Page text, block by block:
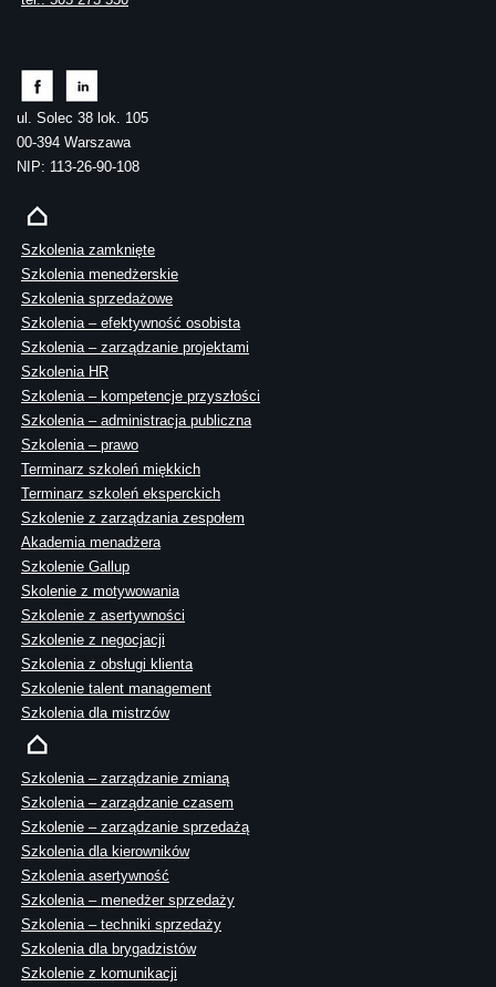
ul. Solec 38 lok. 105
00-394 Warszawa
NIP: 113-26-90-108
Szkolenia zamknięte
Szkolenia menedżerskie
Szkolenia sprzedażowe
Szkolenia – efektywność osobista
Szkolenia – zarządzanie projektami
Szkolenia HR
Szkolenia – kompetencje przyszłości
Szkolenia – administracja publiczna
Szkolenia – prawo
Terminarz szkoleń miękkich
Terminarz szkoleń eksperckich
Szkolenie z zarządzania zespołem
Akademia menadżera
Szkolenie Gallup
Skolenie z motywowania
Szkolenie z asertywności
Szkolenie z negocjacji
Szkolenia z obsługi klienta
Szkolenie talent management
Szkolenia dla mistrzów
Szkolenia – zarządzanie zmianą
Szkolenia – zarządzanie czasem
Szkolenie – zarządzanie sprzedażą
Szkolenia dla kierowników
Szkolenia asertywność
Szkolenia – menedżer sprzedaży
Szkolenia – techniki sprzedaży
Szkolenia dla brygadzistów
Szkolenie z komunikacji